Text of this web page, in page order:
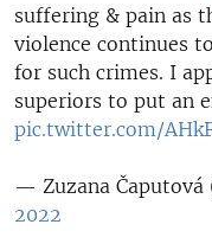
suffering & pain as
violence continues
for such crimes. I
superiors to put an
pic.twitter.com/
— Zuzana Čaputová
2022